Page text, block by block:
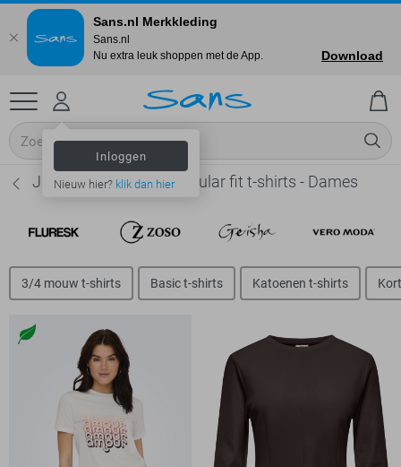
Inloggen
Nieuw hier? klik dan hier
Jacqueline de Yong Regular fit t-shirts - Dames
3/4 mouw t-shirts Basic t-shirts Katoenen t-shirts
Sans.nl Merkkleding
Sans.nl
Nu extra leuk shoppen met de App.
Download